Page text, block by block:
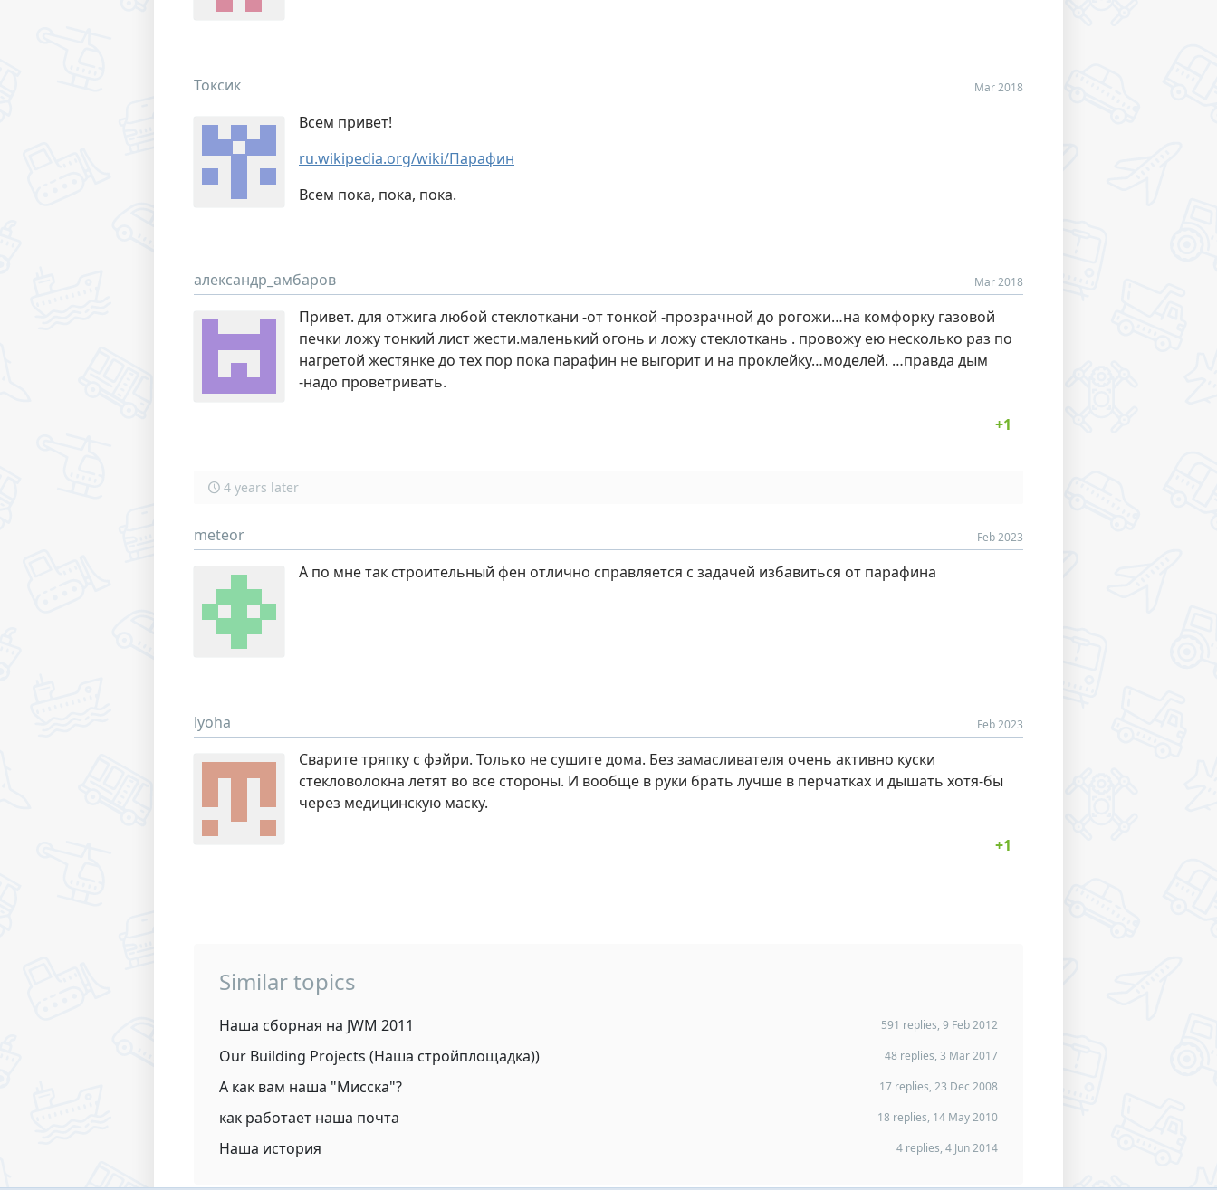
Токсик Mar 2018
Всем привет!
ru.wikipedia.org/wiki/Парафин
Всем пока, пока, пока.
александр_амбаров Mar 2018
Привет. для отжига любой стеклоткани -от тонкой -прозрачной до рогожи…на комфорку газовой
печки ложу тонкий лист жести.маленький огонь и ложу стеклоткань . провожу ею несколько раз по
нагретой жестянке до тех пор пока парафин не выгорит и на проклейку…моделей. …правда дым
-надо проветривать.
4 years later
meteor Feb 2023
А по мне так строительный фен отлично справляется с задачей избавиться от парафина
lyoha Feb 2023
Сварите тряпку с фэйри. Только не сушите дома. Без замасливателя очень активно куски
стекловолокна летят во все стороны. И вообще в руки брать лучше в перчатках и дышать хотя-бы
через медицинскую маску.
Similar topics
Наша сборная на JWM 2011 591 replies, 9 Feb 2012
Our Building Projects (Наша стройплощадка)) 48 replies, 3 Mar 2017
А как вам наша "Мисска"? 17 replies, 23 Dec 2008
как работает наша почта 18 replies, 14 May 2010
Наша история 4 replies, 4 Jun 2014